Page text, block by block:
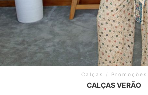
Calças / Promoções
CALÇAS VERÃO